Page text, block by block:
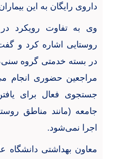
داروی رایگان به این
وی به تفاوت رویکرد
روستایی اشاره کرد و
در بسته خدمتی گروه
مراجعین حضوری انجام
جستجوی فعال برای
جامعه (مانند مناطق
اجرا نمی‌شود.
معاون بهداشتی دانشگاه